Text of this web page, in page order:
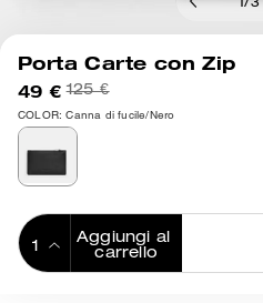
/3
Porta Carte con Zip
49 € 125 €
COLOR: Canna di fucile/Nero
Aggiungi al
carrello